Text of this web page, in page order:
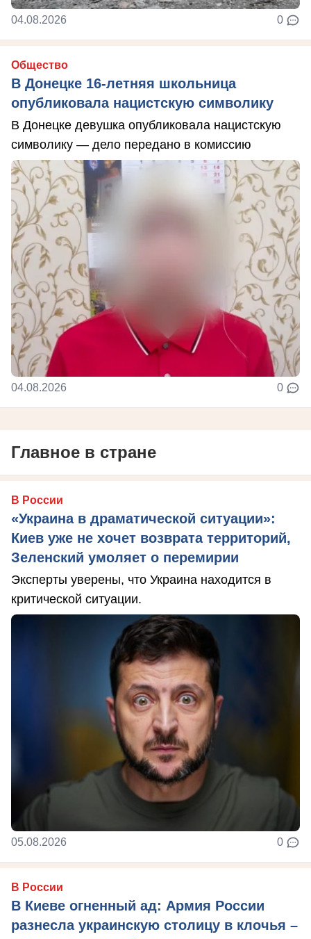
04.08.2026 0
Общество
В Донецке 16-летняя школьница
опубликовала нацистскую символику
В Донецке девушка опубликовала нацистскую
символику — дело передано в комиссию
04.08.2026 0
Главное в стране
В России
«Украина в драматической ситуации»:
Киев уже не хочет возврата территорий,
Зеленский умоляет о перемирии
Эксперты уверены, что Украина находится в
критической ситуации.
05.08.2026 0
В России
В Киеве огненный ад: Армия России
разнесла украинскую столицу в клочья –